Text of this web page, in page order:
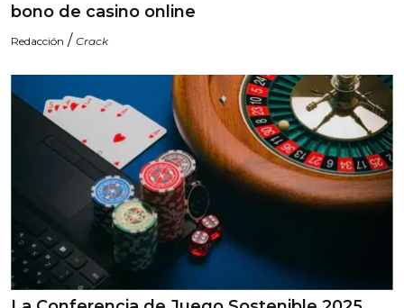
bono de casino online
Redacción / Crack